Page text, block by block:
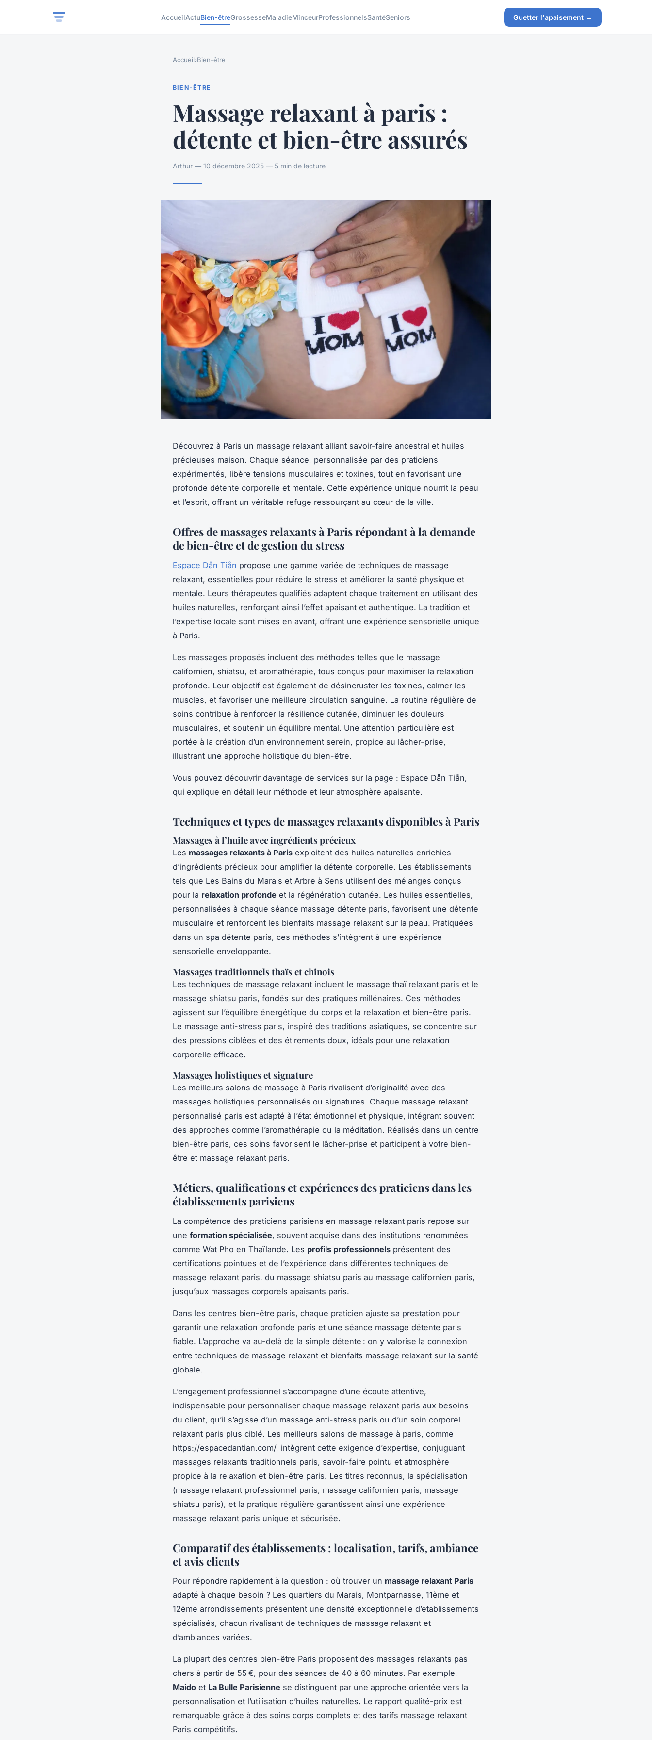
AccueilActuBien-êtreGrossesseMaladieMinceurProfessionnelsSantéSeniors Guetter l'apaisement →
Accueil›Bien-être
BIEN-ÊTRE
Massage relaxant à paris :
détente et bien-être assurés
Arthur — 10 décembre 2025 — 5 min de lecture
Découvrez à Paris un massage relaxant alliant savoir-faire ancestral et huiles
précieuses maison. Chaque séance, personnalisée par des praticiens
expérimentés, libère tensions musculaires et toxines, tout en favorisant une
profonde détente corporelle et mentale. Cette expérience unique nourrit la peau
et l’esprit, offrant un véritable refuge ressourçant au cœur de la ville.
Offres de massages relaxants à Paris répondant à la demande
de bien-être et de gestion du stress
Espace Dån Tiån propose une gamme variée de techniques de massage
relaxant, essentielles pour réduire le stress et améliorer la santé physique et
mentale. Leurs thérapeutes qualifiés adaptent chaque traitement en utilisant des
huiles naturelles, renforçant ainsi l’effet apaisant et authentique. La tradition et
l’expertise locale sont mises en avant, offrant une expérience sensorielle unique
à Paris.
Les massages proposés incluent des méthodes telles que le massage
californien, shiatsu, et aromathérapie, tous conçus pour maximiser la relaxation
profonde. Leur objectif est également de désincruster les toxines, calmer les
muscles, et favoriser une meilleure circulation sanguine. La routine régulière de
soins contribue à renforcer la résilience cutanée, diminuer les douleurs
musculaires, et soutenir un équilibre mental. Une attention particulière est
portée à la création d’un environnement serein, propice au lâcher-prise,
illustrant une approche holistique du bien-être.
Vous pouvez découvrir davantage de services sur la page : Espace Dån Tiån,
qui explique en détail leur méthode et leur atmosphère apaisante.
Techniques et types de massages relaxants disponibles à Paris
Massages à l’huile avec ingrédients précieux
Les massages relaxants à Paris exploitent des huiles naturelles enrichies
d’ingrédients précieux pour amplifier la détente corporelle. Les établissements
tels que Les Bains du Marais et Arbre à Sens utilisent des mélanges conçus
pour la relaxation profonde et la régénération cutanée. Les huiles essentielles,
personnalisées à chaque séance massage détente paris, favorisent une détente
musculaire et renforcent les bienfaits massage relaxant sur la peau. Pratiquées
dans un spa détente paris, ces méthodes s’intègrent à une expérience
sensorielle enveloppante.
Massages traditionnels thaïs et chinois
Les techniques de massage relaxant incluent le massage thaï relaxant paris et le
massage shiatsu paris, fondés sur des pratiques millénaires. Ces méthodes
agissent sur l’équilibre énergétique du corps et la relaxation et bien-être paris.
Le massage anti-stress paris, inspiré des traditions asiatiques, se concentre sur
des pressions ciblées et des étirements doux, idéals pour une relaxation
corporelle efficace.
Massages holistiques et signature
Les meilleurs salons de massage à Paris rivalisent d’originalité avec des
massages holistiques personnalisés ou signatures. Chaque massage relaxant
personnalisé paris est adapté à l’état émotionnel et physique, intégrant souvent
des approches comme l’aromathérapie ou la méditation. Réalisés dans un centre
bien-être paris, ces soins favorisent le lâcher-prise et participent à votre bien-
être et massage relaxant paris.
Métiers, qualifications et expériences des praticiens dans les
établissements parisiens
La compétence des praticiens parisiens en massage relaxant paris repose sur
une formation spécialisée, souvent acquise dans des institutions renommées
comme Wat Pho en Thaïlande. Les profils professionnels présentent des
certifications pointues et de l’expérience dans différentes techniques de
massage relaxant paris, du massage shiatsu paris au massage californien paris,
jusqu’aux massages corporels apaisants paris.
Dans les centres bien-être paris, chaque praticien ajuste sa prestation pour
garantir une relaxation profonde paris et une séance massage détente paris
fiable. L’approche va au-delà de la simple détente : on y valorise la connexion
entre techniques de massage relaxant et bienfaits massage relaxant sur la santé
globale.
L’engagement professionnel s’accompagne d’une écoute attentive,
indispensable pour personnaliser chaque massage relaxant paris aux besoins
du client, qu’il s’agisse d’un massage anti-stress paris ou d’un soin corporel
relaxant paris plus ciblé. Les meilleurs salons de massage à paris, comme
https://espacedantian.com/, intègrent cette exigence d’expertise, conjuguant
massages relaxants traditionnels paris, savoir-faire pointu et atmosphère
propice à la relaxation et bien-être paris. Les titres reconnus, la spécialisation
(massage relaxant professionnel paris, massage californien paris, massage
shiatsu paris), et la pratique régulière garantissent ainsi une expérience
massage relaxant paris unique et sécurisée.
Comparatif des établissements : localisation, tarifs, ambiance
et avis clients
Pour répondre rapidement à la question : où trouver un massage relaxant Paris
adapté à chaque besoin ? Les quartiers du Marais, Montparnasse, 11ème et
12ème arrondissements présentent une densité exceptionnelle d’établissements
spécialisés, chacun rivalisant de techniques de massage relaxant et
d’ambiances variées.
La plupart des centres bien-être Paris proposent des massages relaxants pas
chers à partir de 55 €, pour des séances de 40 à 60 minutes. Par exemple,
Maido et La Bulle Parisienne se distinguent par une approche orientée vers la
personnalisation et l’utilisation d’huiles naturelles. Le rapport qualité-prix est
remarquable grâce à des soins corps complets et des tarifs massage relaxant
Paris compétitifs.